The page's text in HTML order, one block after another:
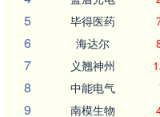
5 毕得医药
6 海达尔
7 义翘神州
8 中能电气
9 南模生物